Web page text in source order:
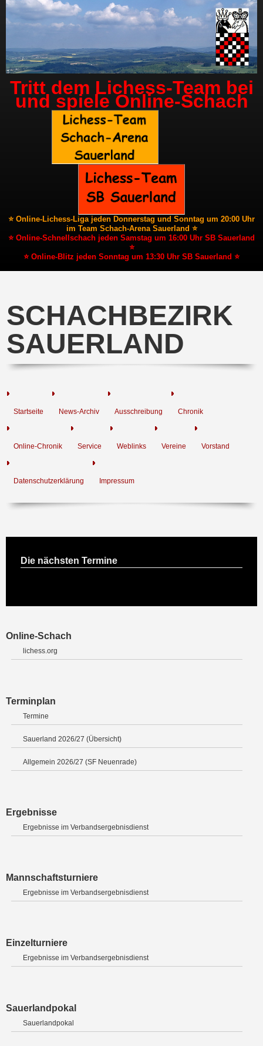
Tritt dem Lichess-Team bei
und spiele Online-Schach
⭐ Online-Lichess-Liga jeden Donnerstag und Sonntag um 20:00 Uhr
im Team Schach-Arena Sauerland ⭐
⭐ Online-Schnellschach jeden Samstag um 16:00 Uhr SB Sauerland
⭐
⭐ Online-Blitz jeden Sonntag um 13:30 Uhr SB Sauerland ⭐
SCHACHBEZIRK
SAUERLAND
Startseite News-Archiv Ausschreibung Chronik
Online-Chronik Service Weblinks Vereine Vorstand
Datenschutzerklärung Impressum
Die nächsten Termine
Online-Schach
lichess.org
Terminplan
Termine
Sauerland 2026/27 (Übersicht)
Allgemein 2026/27 (SF Neuenrade)
Ergebnisse
Ergebnisse im Verbandsergebnisdienst
Mannschaftsturniere
Ergebnisse im Verbandsergebnisdienst
Einzelturniere
Ergebnisse im Verbandsergebnisdienst
Sauerlandpokal
Sauerlandpokal